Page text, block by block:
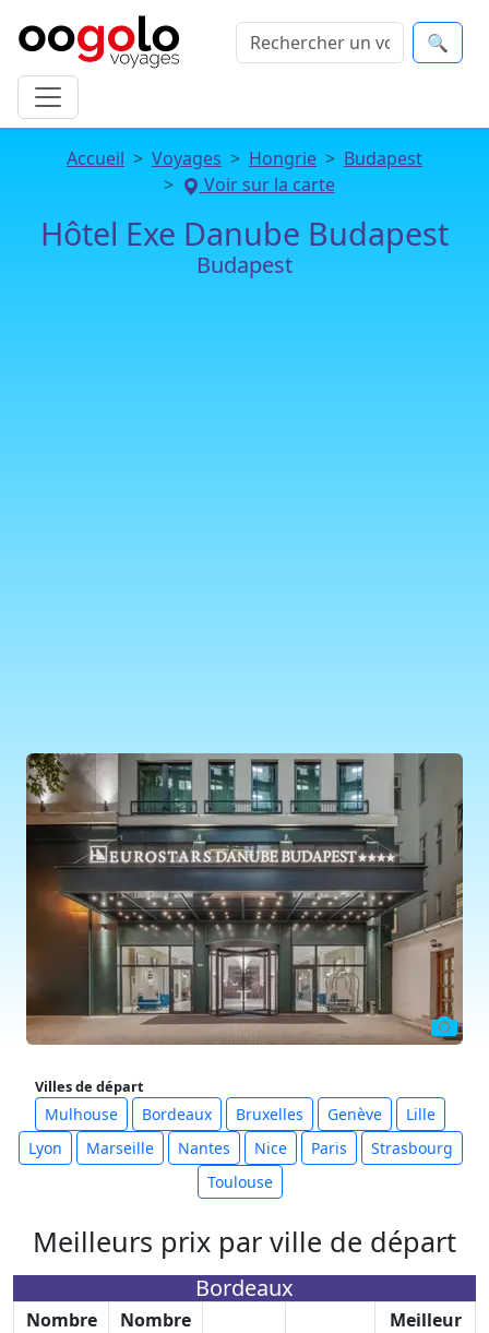
🔍
Accueil Voyages Hongrie
Budapest
Voir sur la carte
Hôtel Exe Danube Budapest
Budapest
Villes de départ
Mulhouse Bordeaux Bruxelles Genève
Lille
Lyon
Marseille Nantes Nice Paris
Strasbourg
Toulouse
Meilleurs prix par ville de départ
Bordeaux
Nombre
Nombre
Meilleur